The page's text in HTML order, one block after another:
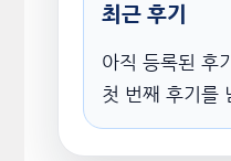
최근 후기
아직 등록된 후
첫 번째 후기를